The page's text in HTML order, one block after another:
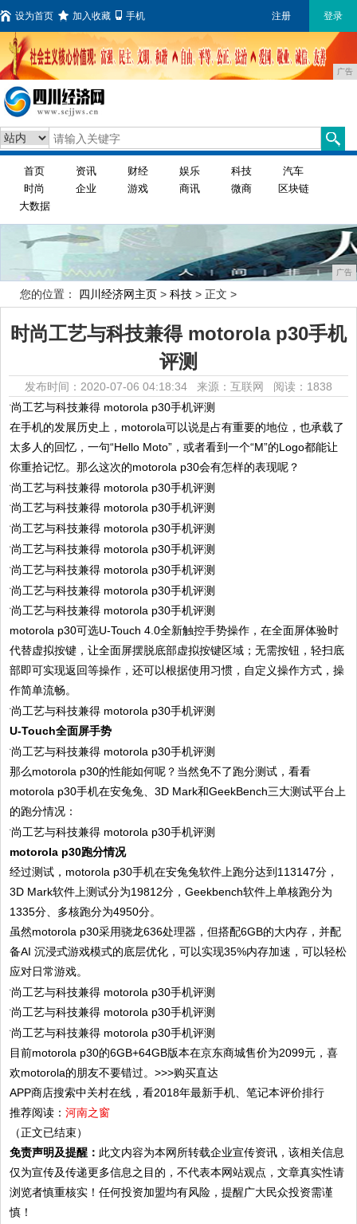
设为首页 加入收藏 手机 注册 登录
广告
首页 资讯 财经 娱乐 科技
汽车
时尚
企业 游戏 商讯 微商
区块链
大数据
广告
您的位置： 四川经济网主页 > 科技 > 正文 >
时尚工艺与科技兼得 motorola p30手机
评测
发布时间：2020-07-06 04:18:34 来源：互联网 阅读：1838
在手机的发展历史上，motorola可以说是占有重要的地位，也承载了
太多人的回忆，一句“Hello Moto”，或者看到一个“M”的Logo都能让
你重拾记忆。那么这次的motorola p30会有怎样的表现呢？
motorola p30可选U-Touch 4.0全新触控手势操作，在全面屏体验时
代替虚拟按键，让全面屏摆脱底部虚拟按键区域；无需按钮，轻扫底
部即可实现返回等操作，还可以根据使用习惯，自定义操作方式，操
作简单流畅。
U-Touch全面屏手势
那么motorola p30的性能如何呢？当然免不了跑分测试，看看
motorola p30手机在安兔兔、3D Mark和GeekBench三大测试平台上
的跑分情况：
motorola p30跑分情况
经过测试，motorola p30手机在安兔兔软件上跑分达到113147分，
3D Mark软件上测试分为19812分，Geekbench软件上单核跑分为
1335分、多核跑分为4950分。
虽然motorola p30采用骁龙636处理器，但搭配6GB的大内存，并配
备AI 沉浸式游戏模式的底层优化，可以实现35%内存加速，可以轻松
应对日常游戏。
目前motorola p30的6GB+64GB版本在京东商城售价为2099元，喜
欢motorola的朋友不要错过。>>>购买直达
APP商店搜索中关村在线，看2018年最新手机、笔记本评价排行
推荐阅读：河南之窗
（正文已结束）
免责声明及提醒： 此文内容为本网所转载企业宣传资讯，该相关信息
仅为宣传及传递更多信息之目的，不代表本网站观点，文章真实性请
浏览者慎重核实！任何投资加盟均有风险，提醒广大民众投资需谨
慎！